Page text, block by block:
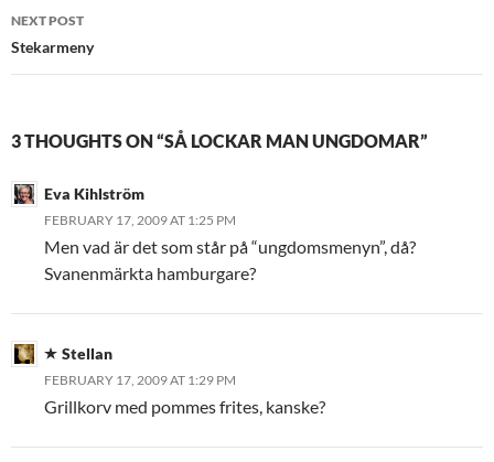
NEXT POST
Stekarmeny
3 THOUGHTS ON “SÅ LOCKAR MAN UNGDOMAR”
Eva Kihlström
FEBRUARY 17, 2009 AT 1:25 PM
Men vad är det som står på “ungdomsmenyn”, då?
Svanenmärkta hamburgare?
Stellan
FEBRUARY 17, 2009 AT 1:29 PM
Grillkorv med pommes frites, kanske?